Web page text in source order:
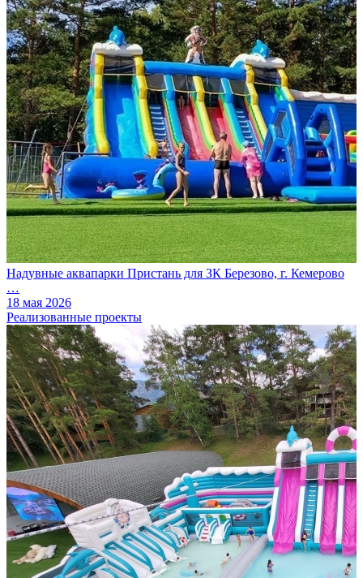
Надувные аквапарки Пристань для ЗК Березово, г. Кемерово
…
18 мая 2026
Реализованные проекты